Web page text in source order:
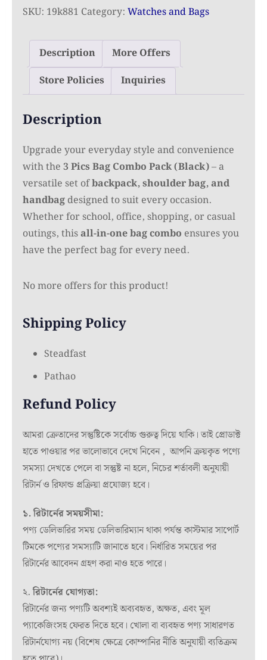
Shoulder
Handbag
quantity
SKU: 19k881 Category: Watches and Bags
Description
More Offers
Store Policies
Inquiries
Description
Upgrade your everyday style and convenience
with the 3 Pics Bag Combo Pack (Black)– a
versatile set ofbackpack, shoulder bag, and
handbag designed to suit every occasion.
Whether for school, office, shopping, or casual
outings, thisall-in-one bag combo ensures you
have the perfect bag for every need.
No more offers for this product!
Shipping Policy
Steadfast
Pathao
Refund Policy
আমরা ক্রেতাদের সন্তুষ্টিকে সর্বোচ্চ গুরুত্ব দিয়ে থাকি। তাই প্রোডাক্ট
হাতে পাওয়ার পর ভালোভাবে দেখে নিবেন , আপনি ক্রয়কৃত পণ্যে
সমস্যা দেখতে পেলে বা সন্তুষ্ট না হলে, নিচের শর্তাবলী অনুযায়ী
রিটার্ন ও রিফান্ড প্রক্রিয়া প্রযোজ্য হবে।
১. রিটার্নের সময়সীমা:
পণ্য ডেলিভারির সময় ডেলিভারিম্যান থাকা পর্যন্ত কাস্টমার সাপোর্ট
টিমকে পণ্যের সমস্যাটি জানাতে হবে। নির্ধারিত সময়ের পর
রিটার্নের আবেদন গ্রহণ করা নাও হতে পারে।
২.রিটার্নের যোগ্যতা:
রিটার্নের জন্য পণ্যটি অবশ্যই অব্যবহৃত, অক্ষত, এবং মূল
প্যাকেজিংসহ ফেরত দিতে হবে। খোলা বা ব্যবহৃত পণ্য সাধারণত
রিটার্নযোগ্য নয় (বিশেষ ক্ষেত্রে কোম্পানির নীতি অনুযায়ী ব্যতিক্রম